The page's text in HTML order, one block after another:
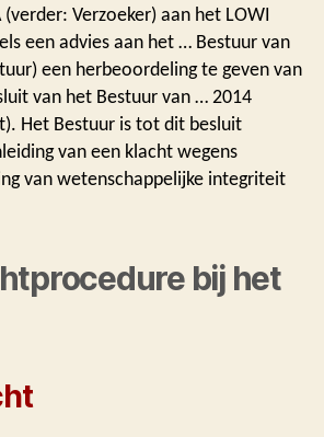
Verzoeker) aan het LOWI
een advies aan het … Bestuur van
een herbeoordeling te geven van
van het Bestuur van … 2014
Het Bestuur is tot dit besluit
van een klacht wegens
van wetenschappelijke integriteit
bij het